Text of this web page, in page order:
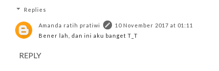
Replies
Amanda ratih pratiwi
10 November 2017 at 01:11
Bener lah, dan ini aku banget T_T
REPLY